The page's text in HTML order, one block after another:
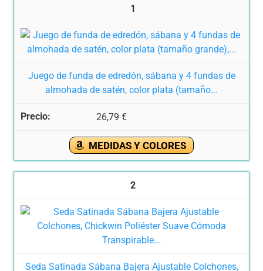
1
Juego de funda de edredón, sábana y 4 fundas de
almohada de satén, color plata (tamaño...
26,79 €
MEDIDAS Y COLORES
2
Seda Satinada Sábana Bajera Ajustable Colchones,